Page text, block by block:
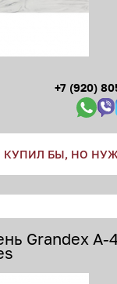
+7 (920)
КУПИЛ БЫ, НО
Grandex A-